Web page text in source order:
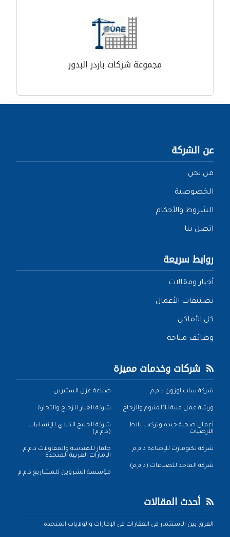
مجموعة شركات باردر البدور
عن الشركة
من نحن
الخصوصية
الشروط والأحكام
اتصل بنا
روابط سريعة
أخبار ومقالات
تصنيفات الأعمال
كل الأماكن
وظائف متاحة
شركات وخدمات مميزة
شركة سات اوزون ذ.م.م
ورشة عمل فنية للألمنيوم والزجاج
أعمال صحية جيدة وتركيب بلاط
الأرضيات
شركة تكنومارت للإضاءة ذ.م.م
شركة الماجد للصناعات (ذ.م.م)
صناعة عزل الستيرين
شركة العبار للزجاج والتجارة
شركة الخليج الكندي للإنشاءات
(ذ.م.م)
جلفار للهندسة والمقاولات ذ.م.م.
الإمارات العربية المتحدة
مؤسسة الشروين للمشاريع ذ.م.م
أحدث المقالات
الفرق بين الاستثمار في العقارات في الإمارات والولايات المتحدة